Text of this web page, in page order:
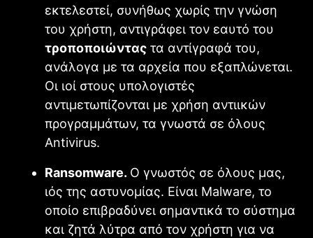
εκτελεστεί, συνήθως χωρίς την γνώση
του χρήστη, αντιγράφει τον εαυτό του
τροποποιώντας τα αντίγραφά του,
ανάλογα με τα αρχεία που εξαπλώνεται.
Οι ιοί στους υπολογιστές
αντιμετωπίζονται με χρήση αντιικών
προγραμμάτων, τα γνωστά σε όλους
Antivirus.
Ransomware. Ο γνωστός σε όλους μας,
ιός της αστυνομίας. Είναι Malware, το
οποίο επιβραδύνει σημαντικά το σύστημα
και ζητά λύτρα από τον χρήστη για να